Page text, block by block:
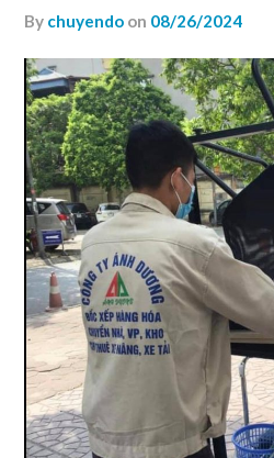
by chuyendo on 08/26/2024